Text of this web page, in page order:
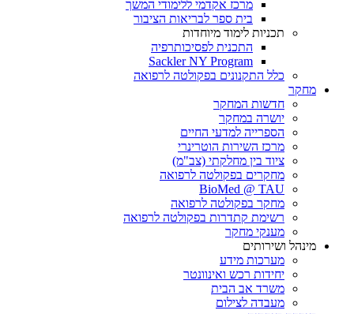
מרכז אקדמי ללימודי המשך
בית ספר לבריאות הציבור
תכניות לימוד מיוחדות
התכנית לפסיכותרפיה
Sackler NY Program
כלל התקנונים בפקולטה לרפואה
מחקר
חדשות המחקר
יושרה במחקר
הספרייה למדעי החיים
מרכז השירות הוטרינרי
ציוד בין מחלקתי (צב"מ)
מחקרים בפקולטה לרפואה
BioMed @ TAU
מחקר בפקולטה לרפואה
רשימת קתדרות בפקולטה לרפואה
מענקי מחקר
מינהל ושירותים
מערכות מידע
יחידות רכש ואינוונטר
משרד אב הבית
מעבדה לצילום